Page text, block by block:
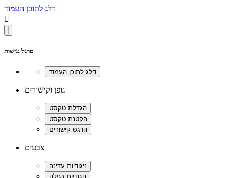
דלג לתוכן העמוד

סרגל נגישות
גופן וקישורים
צבעים